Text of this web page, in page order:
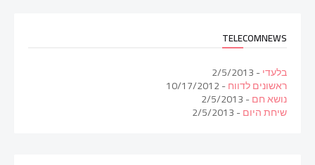
TELECOMNEWS
בלעדי- 2/5/2013
ראשונים לדווח- 10/17/2012
נושא חם- 2/5/2013
שיחת היום- 2/5/2013